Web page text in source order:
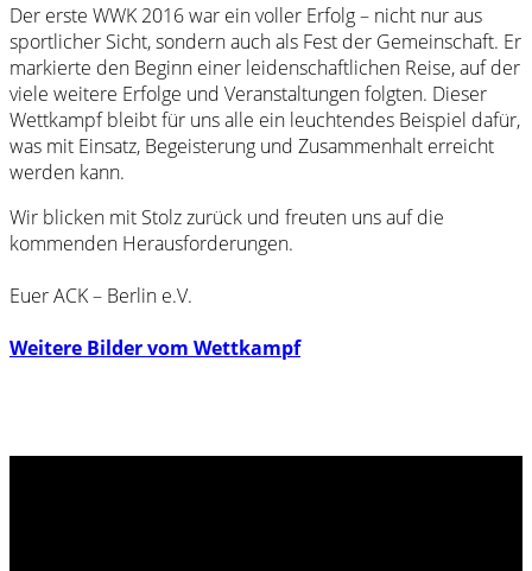
Der erste WWK 2016 war ein voller Erfolg – nicht nur aus
sportlicher Sicht, sondern auch als Fest der Gemeinschaft. Er
markierte den Beginn einer leidenschaftlichen Reise, auf der
viele weitere Erfolge und Veranstaltungen folgten. Dieser
Wettkampf bleibt für uns alle ein leuchtendes Beispiel dafür,
was mit Einsatz, Begeisterung und Zusammenhalt erreicht
werden kann.
Wir blicken mit Stolz zurück und freuten uns auf die
kommenden Herausforderungen.
Euer ACK – Berlin e.V.
Weitere Bilder vom Wettkampf